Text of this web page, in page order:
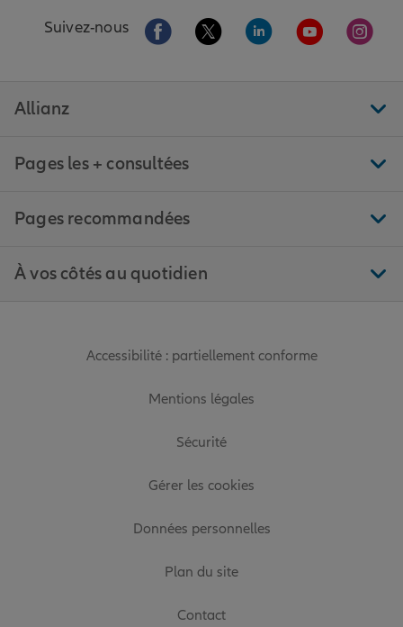
Suivez-nous Aller sur la page Facebook de Allianz
Aller sur la page Twitter de
Aller sur la page
Aller sur la
Aller
Allianz
Pages les + consultées
Pages recommandées
À vos côtés au quotidien
Accessibilité : partiellement conforme
Mentions légales
Sécurité
Gérer les cookies
Données personnelles
Plan du site
Contact